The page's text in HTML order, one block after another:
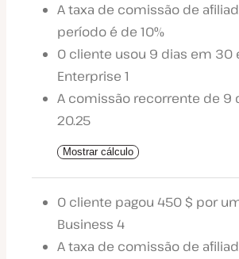
A taxa de comissão de
período é de 10%
O cliente usou 9 dias em 30
Enterprise 1
A comissão recorrente de 9
20.25
Mostrar cálculo
O cliente pagou 450 $ por
Business 4
A taxa de comissão de